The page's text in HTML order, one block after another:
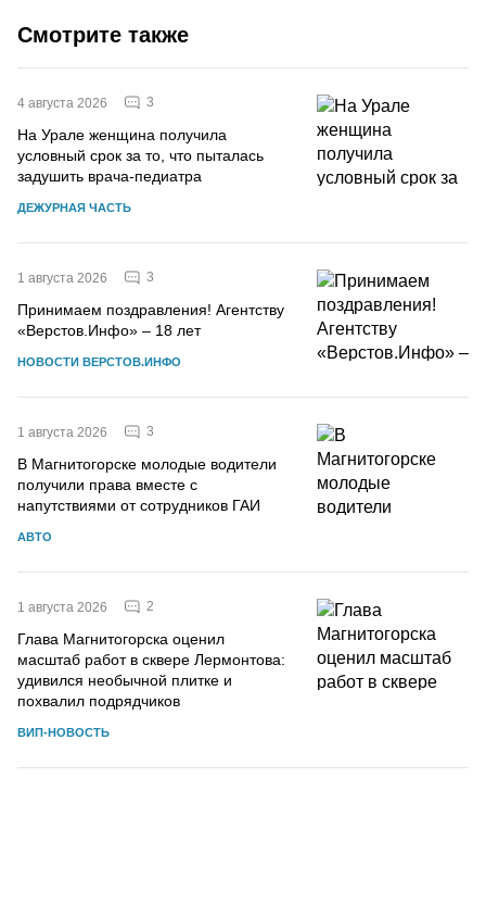
Смотрите также
4 августа 2026 3
На Урале женщина получила
условный срок за то, что пыталась
задушить врача-педиатра
ДЕЖУРНАЯ ЧАСТЬ
1 августа 2026 3
Принимаем поздравления! Агентству
«Верстов.Инфо» – 18 лет
НОВОСТИ ВЕРСТОВ.ИНФО
1 августа 2026 3
В Магнитогорске молодые водители
получили права вместе с
напутствиями от сотрудников ГАИ
АВТО
1 августа 2026 2
Глава Магнитогорска оценил
масштаб работ в сквере Лермонтова:
удивился необычной плитке и
похвалил подрядчиков
ВИП-НОВОСТЬ